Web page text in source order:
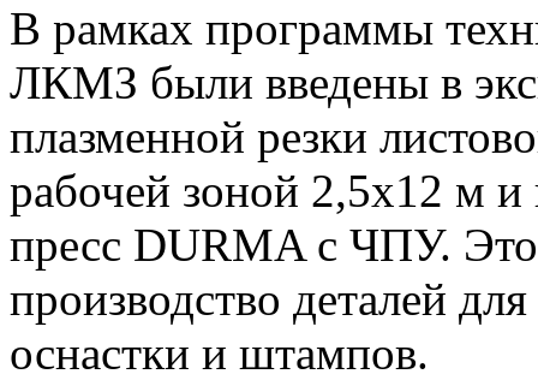
В рамках программы
ЛКМЗ были введены в
плазменной резки
рабочей зоной 2,5х12 м
пресс DURMA с ЧПУ. Это
производство деталей
оснастки и штампов.